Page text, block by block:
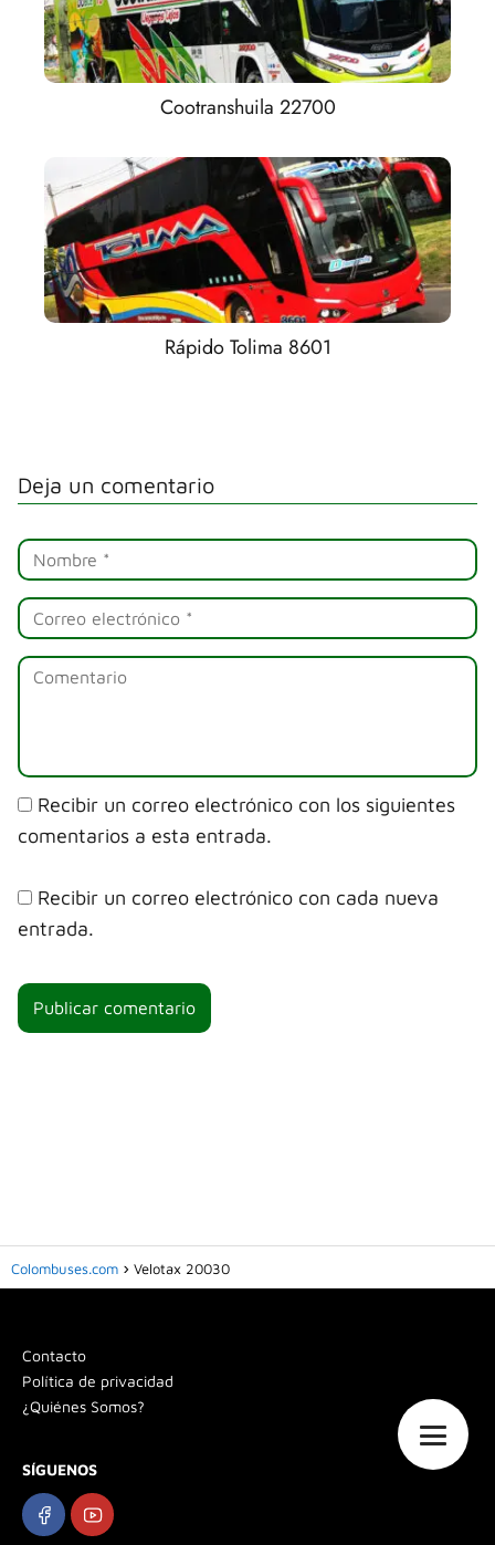
Cootranshuila 22700
Rápido Tolima 8601
Deja un comentario
Recibir un correo electrónico con los siguientes
comentarios a esta entrada.
Recibir un correo electrónico con cada nueva
entrada.
Colombuses.com Velotax 20030
Contacto
Política de privacidad
¿Quiénes Somos?
SÍGUENOS